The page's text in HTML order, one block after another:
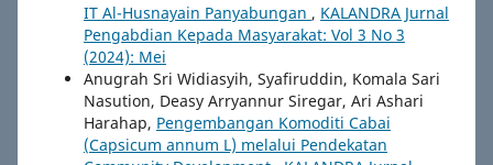
IT Al-Husnayain Panyabungan , KALANDRA Jurnal
Pengabdian Kepada Masyarakat: Vol 3 No 3
(2024): Mei
Anugrah Sri Widiasyih, Syafiruddin, Komala Sari
Nasution, Deasy Arryannur Siregar, Ari Ashari
Harahap, Pengembangan Komoditi Cabai
(Capsicum annum L) melalui Pendekatan